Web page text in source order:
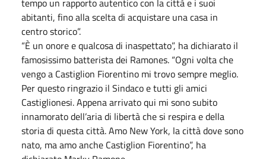
abitanti, fino alla scelta di acquistare una casa in
centro storico”.
“È un onore e qualcosa di inaspettato”, ha dichiarato il
famosissimo batterista dei Ramones. “Ogni volta che
vengo a Castiglion Fiorentino mi trovo sempre meglio.
Per questo ringrazio il Sindaco e tutti gli amici
Castiglionesi. Appena arrivato qui mi sono subito
innamorato dell’aria di libertà che si respira e della
storia di questa città. Amo New York, la città dove sono
nato, ma amo anche Castiglion Fiorentino”, ha